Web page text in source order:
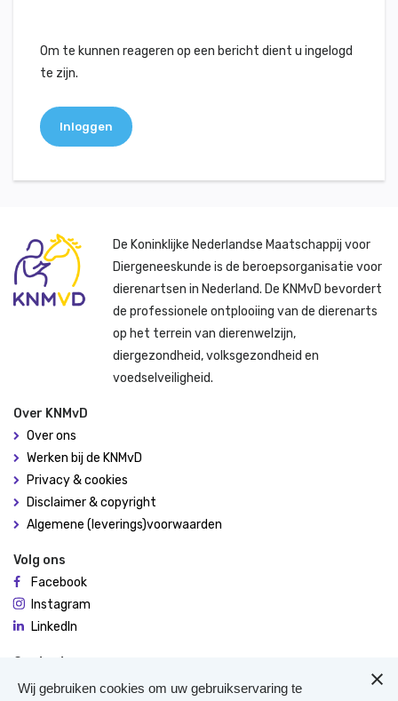
Om te kunnen reageren op een bericht dient u ingelogd
te zijn.
Inloggen
De Koninklijke Nederlandse Maatschappij voor
Diergeneeskunde is de beroepsorganisatie voor
dierenartsen in Nederland. De KNMvD bevordert
de professionele ontplooiing van de dierenarts
op het terrein van dierenwelzijn,
diergezondheid, volksgezondheid en
voedselveiligheid.
Over KNMvD
Over ons
Werken bij de KNMvD
Privacy & cookies
Disclaimer & copyright
Algemene (leverings)voorwaarden
Volg ons
Facebook
Instagram
LinkedIn
Contact
De Molen 94
Wij gebruiken cookies om uw gebruikservaring te